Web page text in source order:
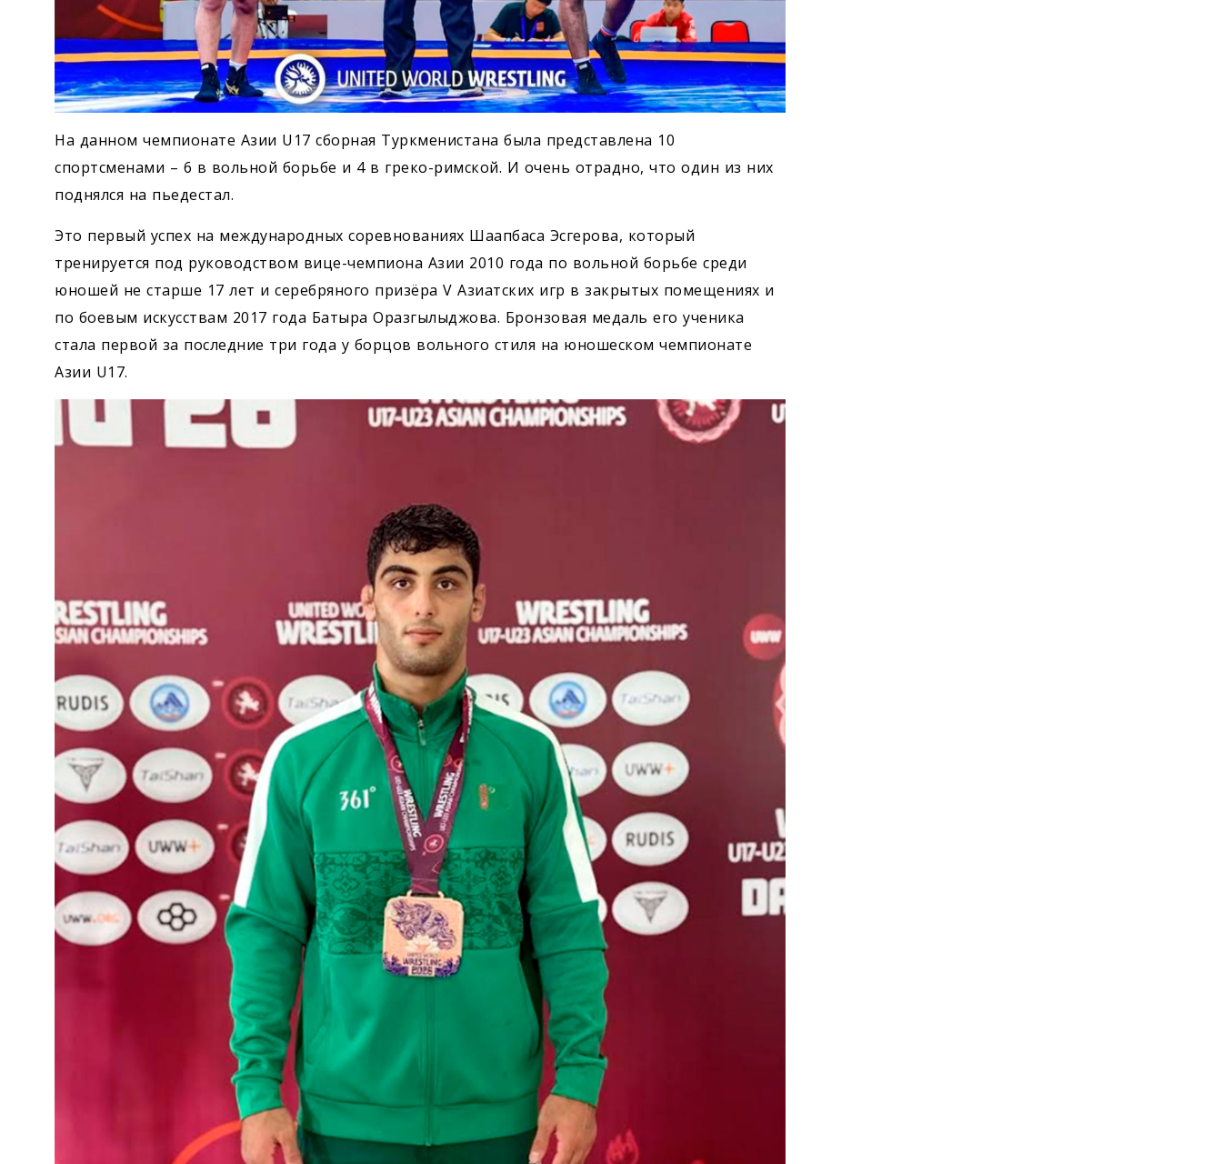
На данном чемпионате Азии U17 сборная Туркменистана была представлена 10
спортсменами – 6 в вольной борьбе и 4 в греко-римской. И очень отрадно, что один из них
поднялся на пьедестал.
Это первый успех на международных соревнованиях Шаапбаса Эсгерова, который
тренируется под руководством вице-чемпиона Азии 2010 года по вольной борьбе среди
юношей не старше 17 лет и серебряного призёра V Азиатских игр в закрытых помещениях и
по боевым искусствам 2017 года Батыра Оразгылыджова. Бронзовая медаль его ученика
стала первой за последние три года у борцов вольного стиля на юношеском чемпионате
Азии U17.